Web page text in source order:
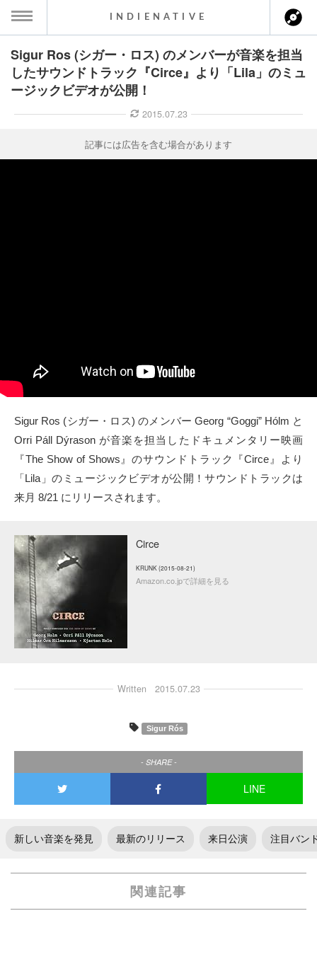
MENU
ス一覧
ト情報
SOCIAL
Facebook
instagram
Soundcloud
to indienative
INDIENATIVE
Sigur Ros (シガー・ロス) のメンバーが音楽を担当
したサウンドトラック『Circe』より「Lila」のミュ
ージックビデオが公開！
2015.07.23
記事には広告を含む場合があります
Sigur Ros (シガー・ロス) のメンバー Georg “Goggi” Hólm と
Orri Páll Dýrason が音楽を担当したドキュメンタリー映画
『The Show of Shows』のサウンドトラック『Circe』より
「Lila」のミュージックビデオが公開！サウンドトラックは
来月 8/21 にリリースされます。
Circe
KRUNK (2015-08-21)
Amazon.co.jpで詳細を見る
Written 2015.07.23
Sigur Rós
- SHARE -
LINE
新しい音楽を発見 最新のリリース 来日公演 注目バン
関連記事